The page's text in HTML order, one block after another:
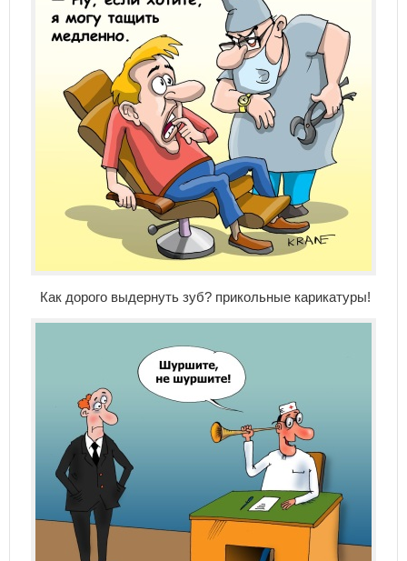
Как дорого выдернуть зуб? прикольные карикатуры!